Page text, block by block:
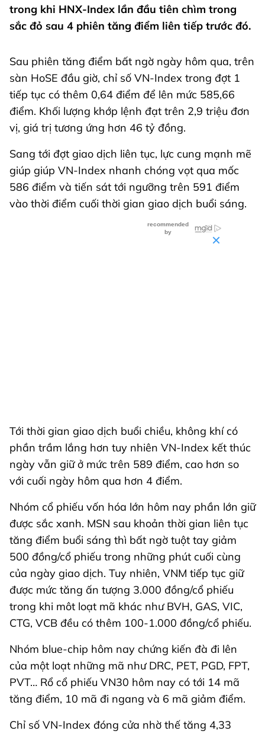
trong khi HNX-Index lần đầu tiên chìm trong
sắc đỏ sau 4 phiên tăng điểm liên tiếp trước đó.
Sau phiên tăng điểm bất ngờ ngày hôm qua, trên
sàn HoSE đầu giờ, chỉ số VN-Index trong đợt 1
tiếp tục có thêm 0,64 điểm để lên mức 585,66
điểm. Khối lượng khớp lệnh đạt trên 2,9 triệu đơn
vị, giá trị tương ứng hơn 46 tỷ đồng.
Sang tới đợt giao dịch liên tục, lực cung mạnh mẽ
giúp giúp VN-Index nhanh chóng vọt qua mốc
586 điểm và tiến sát tới ngưỡng trên 591 điểm
vào thời điểm cuối thời gian giao dịch buổi sáng.
Tới thời gian giao dịch buổi chiều, không khí có
phần trầm lắng hơn tuy nhiên VN-Index kết thúc
ngày vẫn giữ ở mức trên 589 điểm, cao hơn so
với cuối ngày hôm qua hơn 4 điểm.
Nhóm cổ phiếu vốn hóa lớn hôm nay phần lớn giữ
được sắc xanh. MSN sau khoản thời gian liên tục
tăng điểm buổi sáng thì bất ngờ tuột tay giảm
500 đồng/cổ phiếu trong những phút cuối cùng
của ngày giao dịch. Tuy nhiên, VNM tiếp tục giữ
được mức tăng ấn tượng 3.000 đồng/cổ phiếu
trong khi môt loạt mã khác như BVH, GAS, VIC,
CTG, VCB đều có thêm 100-1.000 đồng/cổ phiếu.
Nhóm blue-chip hôm nay chứng kiến đà đi lên
của một loạt những mã như DRC, PET, PGD, FPT,
PVT… Rổ cổ phiếu VN30 hôm nay có tới 14 mã
tăng điểm, 10 mã đi ngang và 6 mã giảm điểm.
Chỉ số VN-Index đóng cửa nhờ thế tăng 4,33